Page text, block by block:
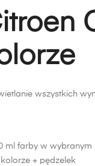
wszystkich